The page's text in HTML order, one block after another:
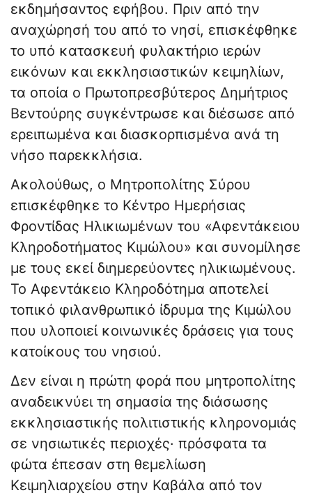
εκδημήσαντος εφήβου. Πριν από την
αναχώρησή του από το νησί, επισκέφθηκε
το υπό κατασκευή φυλακτήριο ιερών
εικόνων και εκκλησιαστικών κειμηλίων,
τα οποία ο Πρωτοπρεσβύτερος Δημήτριος
Βεντούρης συγκέντρωσε και διέσωσε από
ερειπωμένα και διασκορπισμένα ανά τη
νήσο παρεκκλήσια.
Ακολούθως, ο Μητροπολίτης Σύρου
επισκέφθηκε το Κέντρο Ημερήσιας
Φροντίδας Ηλικιωμένων του «Αφεντάκειου
Κληροδοτήματος Κιμώλου» και συνομίλησε
με τους εκεί διημερεύοντες ηλικιωμένους.
Το Αφεντάκειο Κληροδότημα αποτελεί
τοπικό φιλανθρωπικό ίδρυμα της Κιμώλου
που υλοποιεί κοινωνικές δράσεις για τους
κατοίκους του νησιού.
Δεν είναι η πρώτη φορά που μητροπολίτης
αναδεικνύει τη σημασία της διάσωσης
εκκλησιαστικής πολιτιστικής κληρονομιάς
σε νησιωτικές περιοχές· πρόσφατα τα
φώτα έπεσαν στη θεμελίωση
Κειμηλιαρχείου στην Καβάλα από τον